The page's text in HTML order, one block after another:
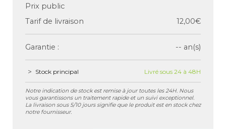
Prix public
Tarif de livraison
12,00€
Garantie : -- an(s)
Stock principal Livré sous 24 à 48H
Notre indication de stock est remise à jour toutes les 24H. Nous
vous garantissons un traitement rapide et un suivi exceptionnel.
La livraison sous 5/10 jours signifie que le produit est en stock chez
notre fournisseur.